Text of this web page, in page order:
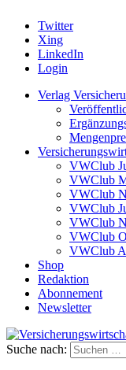
Twitter
Xing
LinkedIn
Login
Verlag
VWClub
VWClub
VWClub
VWClub
VWClub
VWClub
VWClub
Shop
Redaktion
Abonnement
Newsletter
Suche nach: